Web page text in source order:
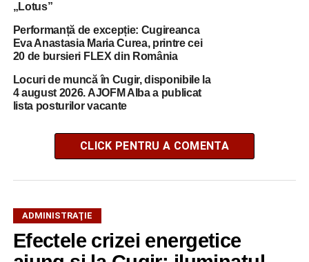
„Lotus”
Performanță de excepție: Cugireanca
Eva Anastasia Maria Curea, printre cei
20 de bursieri FLEX din România
Locuri de muncă în Cugir, disponibile la
4 august 2026. AJOFM Alba a publicat
lista posturilor vacante
CLICK PENTRU A COMENTA
ADMINISTRAŢIE
Efectele crizei energetice